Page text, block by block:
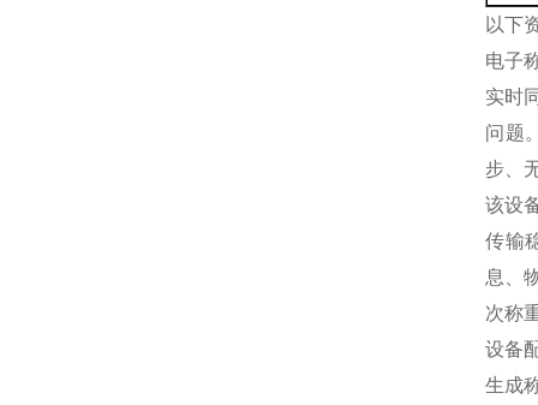
以下
电子
实时
问题
步、
该设
传输
息、
次称
设备
生成